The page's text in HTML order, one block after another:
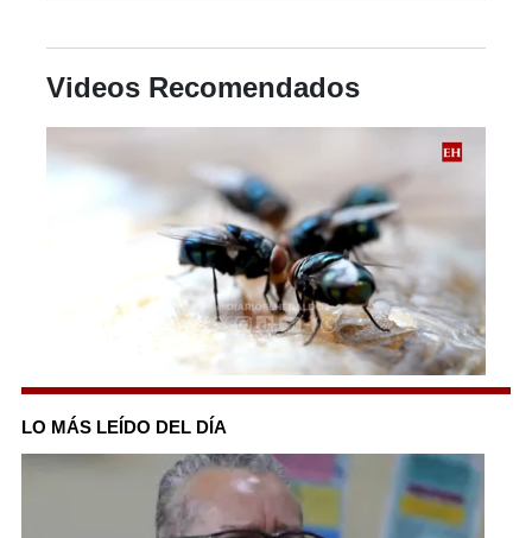
Videos Recomendados
0
of
3
minutes,
LO MÁS LEÍDO DEL DÍA